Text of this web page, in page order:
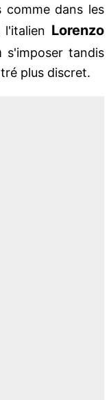
comme dans les
Lorenzo
s'imposer tandis
plus discret.